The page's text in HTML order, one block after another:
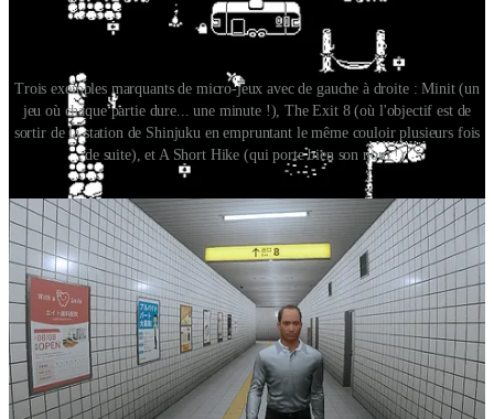
Trois exemples marquants de micro-jeux avec de gauche à droite : Minit (un
jeu où chaque partie dure... une minute !), The Exit 8 (où l'objectif est de
sortir de la station de Shinjuku en empruntant le même couloir plusieurs fois
de suite), et A Short Hike (qui porte bien son nom !).
Les “walking simulators” commeGone Home,What Remains of
Edith FinchouFirewatch
se sont aussi faits les hérauts d’une
durée de vie plus courte. Et n’oublions pas les genres issus de
l’arcade, comme lebeat’em allou lesshoot’em uppar exemple. Les
continuesinfinis qu’ils ont gagné avec leur portage sur consoles et
PC, ont le mérite de réduire leur difficulté et par voie de
conséquence leur durée de vie jusque là artificiellement allongée !
MaisCastawayest étonnant dans son concept. Le jeu ne cherche
pas à raconter une histoire complexe, ni à proposer une narration
décalée ou un concept perché, mais plutôt à réduire l’expérience
The Legend of Zeldaà sa plus simple expression : arrivée dans un